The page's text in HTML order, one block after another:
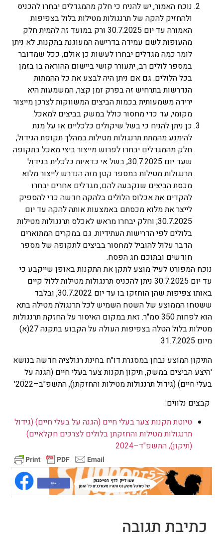
נוכח האמור, יש להניח כי חלק מהמגדלים יבחרו להכניס
ולהחזיק להקה של תרנגולות מטילות בלול בצפיפות
האמורה עד יום 30.7.2025 ורק במועד זה להמית חלק
מהעופות לשם עמידה בדרישה המעוגנת בתקנות. לא ניתן
לומר כמה מגדלים יבחרו לעשות כן אולם, ככל שמדובר
במספר לולים רב, יתעורר קושי ביישום ההוראה בו בזמן
בכל הלולים. גם אם ניתן היה לבצע את כל ההמתות
הנדרשות בתרחיש זה בפרק זמן קצר, המשמעות היא
ירידה משמעותית בכמות הביצים המשווקות לצרכן מייצור
מקומי, עד כדי מחסור כולל במשק בביצים למאכל.
כן ניתן להניח כי בשל שיקולים כלכליים או על מנת
להימנע מהמתת תרנגולות מטילות במהלך תקופת הגידול,
חלק מהמגדלים יבחרו לפרוש מייצור ביצי מאכל בתקופה
שעד יום 30.7.2025, בשל אי כדאיות כלכלית בגידול
תרנגולות מטילות במספר קטן מזה הנדרש לייצור מלוא
מכסת הביצים שנקבעה להם; מגדלים אחרים יבחרו
להקדים את אכלוס הלולים בלהקה חדשה כדי להספיק
לייצר את מלוא מכסתם באמצעות אותה להקה עד יום
30.7.2025; וחלק יבחרו מראש לאכלס תרנגולות מטילות
בלולים לפי הדרישות העתידיות. גם במקרים המתוארים
הדבר עלול להוביל למחסור בביצים לתקופה של מספר
חודשים ובתוכם חג הפסח.
נוכח המפורט לעיל מוצע לתקן את התקנות באופן שייקבע כי
עד יום 30.7.2025 ניתן להכניס תרנגולות מטילות ללול קיים
באותו צפיפות שהן הוחזקו בו עד יום 30.7.2022, ובלבד
ששטחו הממוצע של השטח השמיש לכל תרנגולת מטילה בתא
הוא לפחות 350 סמ"ר. זאת במקום האיסור על החזקת תרנגולות
מטילות בלול הטלה בצפיפות העולה על הקבוע בתקנה 27(א)
מיום 31.7.2025.
התיקון המוצע נבחן במסגרת דו"ח בחינת רגולציה חדשה בנושא
'היצע הביצים במשק, תיקון תקנות צער בעלי חיים (הגנה על
בעלי חיים) (גידול תרנגולות מטילות והחזקתן), התשפ"ב–2022'
קבצים נלווים:
טיוטת תקנות צער בעלי חיים (הגנה על בעלי חיים) (גידול
תרנגולות מטילות והחזקתן בלולים לצרכים חקלאיים)
(תיקון), התשפ"ד–2024
כתיבת תגובה